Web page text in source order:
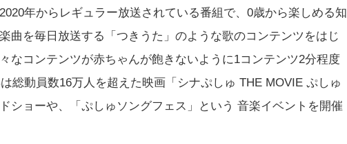
年からレギュラー放送されている番組で、0歳から楽しめる知
曲を毎日放送する「つきうた」のような歌のコンテンツをはじ
なコンテンツが赤ちゃんが飽きないように1コンテンツ2分程度
総動員数16万人を超えた映画「シナぷしゅ THE MOVIE ぷしゅ
ショーや、「ぷしゅソングフェス」という 音楽イベントを開催